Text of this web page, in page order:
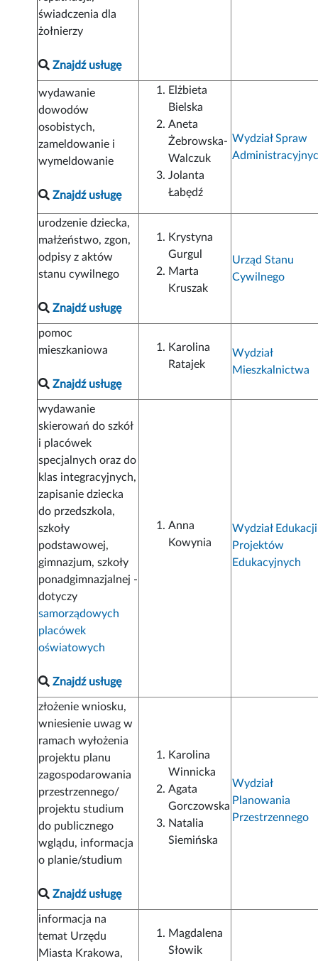
świadczenia dla
żołnierzy
Znajdź usługę
wydawanie
dowodów
osobistych,
zameldowanie i
wymeldowanie
Znajdź usługę
Elżbieta
Bielska
Aneta
Żebrowska-
Walczuk
Jolanta
Łabędź
Wydział Spraw
urodzenie dziecka,
małżeństwo, zgon,
odpisy z aktów
stanu cywilnego
Znajdź usługę
Krystyna
Gurgul
Marta
Kruszak
Urząd Stanu
Cywilnego
pomoc
mieszkaniowa
Znajdź usługę
Karolina
Ratajek
Wydział
Mieszkalnictwa
wydawanie
skierowań do szkół
i placówek
specjalnych oraz do
klas integracyjnych,
zapisanie dziecka
do przedszkola,
szkoły
podstawowej,
gimnazjum, szkoły
ponadgimnazjalnej -
dotyczy
samorządowych
placówek
oświatowych
Znajdź usługę
Anna
Kowynia
Wydział
Projektów
Edukacyjnych
złożenie wniosku,
wniesienie uwag w
ramach wyłożenia
projektu planu
zagospodarowania
przestrzennego/
projektu studium
do publicznego
wglądu, informacja
o planie/studium
Znajdź usługę
Karolina
Winnicka
Agata
Gorczowska
Natalia
Siemińska
Wydział
Planowania
Przestrzennego
informacja na
temat Urzędu
Miasta Krakowa,
Magdalena
Słowik